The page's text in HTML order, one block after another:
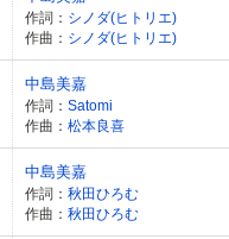
作詞： シノダ(ヒトリエ)
作曲： シノダ(ヒトリエ)
中島美嘉
作詞： Satomi
作曲： 松本良喜
中島美嘉
作詞： 秋田ひろむ
作曲： 秋田ひろむ